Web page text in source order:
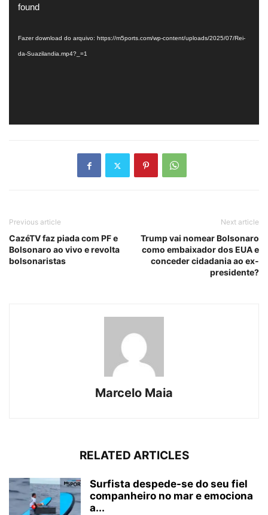
defound
Fazer download do arquivo: https://m5ports.com/wp-content/uploads/2025/07/Rei-
da-Suazilandia.mp4?_=1
Previous article
CazéTV faz piada com PF e
Bolsonaro ao vivo e revolta
bolsonaristas
Next article
Trump vai nomear Bolsonaro
como embaixador dos EUA e
conceder cidadania ao ex-
presidente?
Marcelo Maia
RELATED ARTICLES
Surfista despede-se do seu fiel
companheiro no mar e emociona
a...